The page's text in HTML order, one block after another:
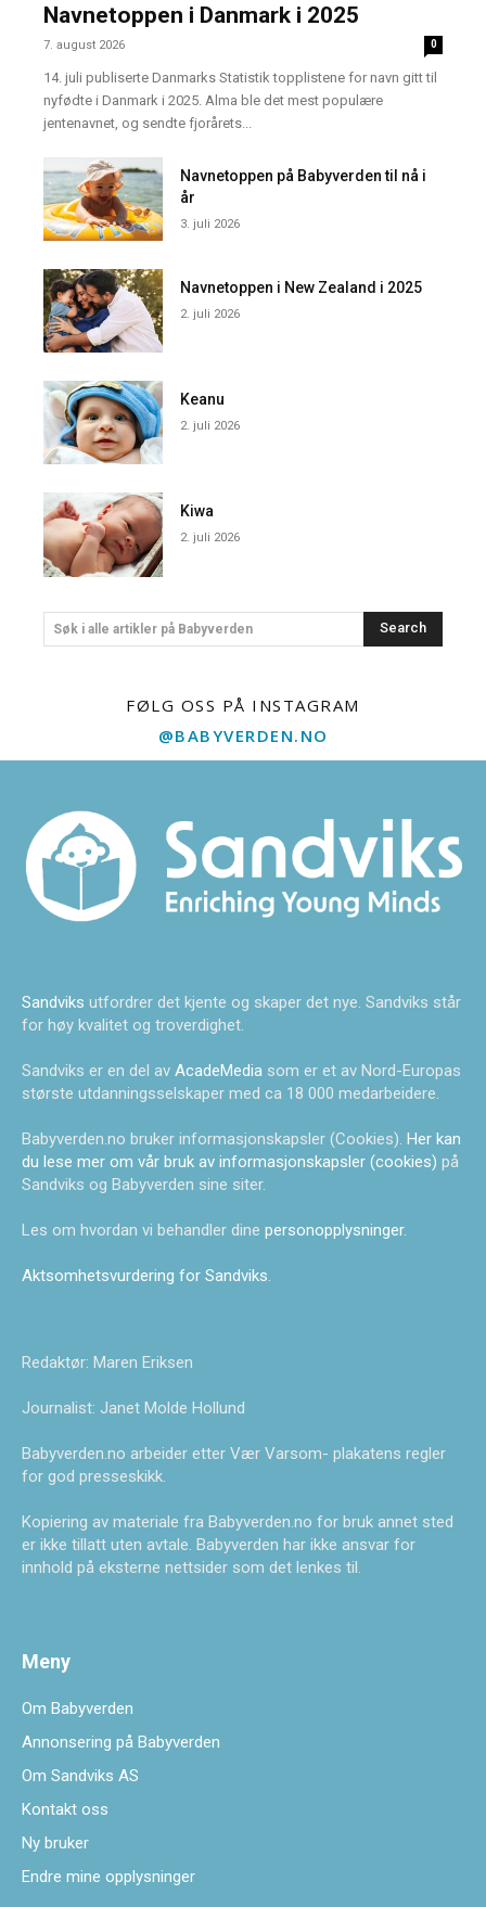
Navnetoppen i Danmark i 2025
7. august 2026 0
14. juli publiserte Danmarks Statistik topplistene for navn gitt til
nyfødte i Danmark i 2025. Alma ble det mest populære
jentenavnet, og sendte fjorårets...
Navnetoppen på Babyverden til nå i
år
3. juli 2026
Navnetoppen i New Zealand i 2025
2. juli 2026
Keanu
2. juli 2026
Kiwa
2. juli 2026
Søk i alle artikler på Babyverden Search
FØLG OSS PÅ INSTAGRAM
@BABYVERDEN.NO
Sandviks utfordrer det kjente og skaper det nye. Sandviks står
for høy kvalitet og troverdighet.
Sandviks er en del av AcadeMedia som er et av Nord-Europas
største utdanningsselskaper med ca 18 000 medarbeidere.
Babyverden.no bruker informasjonskapsler (Cookies). Her kan
du lese mer om vår bruk av informasjonskapsler (cookies) på
Sandviks og Babyverden sine siter.
Les om hvordan vi behandler dine personopplysninger.
Aktsomhetsvurdering for Sandviks.
Redaktør: Maren Eriksen
Journalist: Janet Molde Hollund
Babyverden.no arbeider etter Vær Varsom- plakatens regler
for god presseskikk.
Kopiering av materiale fra Babyverden.no for bruk annet sted
er ikke tillatt uten avtale. Babyverden har ikke ansvar for
innhold på eksterne nettsider som det lenkes til.
Meny
Om Babyverden
Annonsering på Babyverden
Om Sandviks AS
Kontakt oss
Ny bruker
Endre mine opplysninger